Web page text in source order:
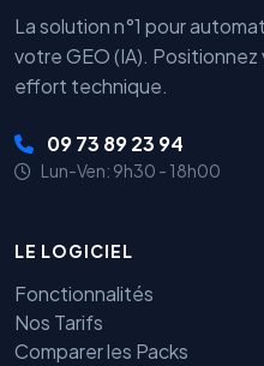
La solution n°1 pour
votre GEO (IA).
effort technique.
09 73 89 23 94
Lun-Ven: 9h30 - 18h00
LE LOGICIEL
Fonctionnalités
Nos Tarifs
Comparer les Packs